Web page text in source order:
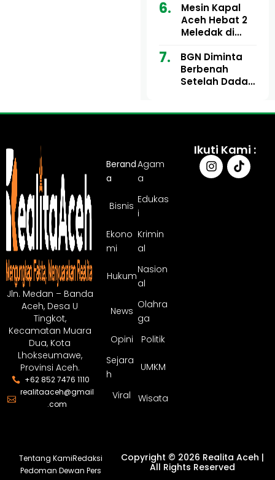
Anggaran
Aceh Utara
Tahun 2024,
Pengembalian
Sepenuhnya
Tuntas
Mesin Kapal
Aceh Hebat 2
Meledak di
Ulee Lheue, 14
Orang Derita
Luka Bakar
BGN Diminta
Berbenah
Setelah Dadan
Jln. Medan – Banda
Aceh, Desa U
Tingkot,
Kecamatan Muara
Dua, Kota
Lhokseumawe,
Provinsi Aceh.
+62 852 7476 1110
realitaaceh@gmail
.com
Berand
a
Agam
a
Bisnis
Edukas
i
Ekono
mi
Krimin
al
Hukum
Nasion
al
News
Olahra
ga
Opini
Politik
Sejara
h
UMKM
Viral Wisata
Ikuti Kami :
Tentang KamiRedaksi
Pedoman Dewan Pers
Copyright © 2026 Realita Aceh |
All Rights Reserved